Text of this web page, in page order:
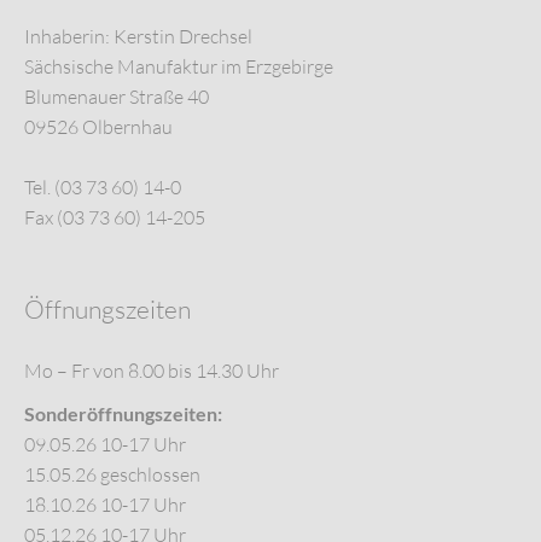
Inhaberin: Kerstin Drechsel
Sächsische Manufaktur im Erzgebirge
Blumenauer Straße 40
09526 Olbernhau
Tel. (03 73 60) 14-0
Fax (03 73 60) 14-205
Öffnungszeiten
Mo – Fr von 8.00 bis 14.30 Uhr
Sonderöffnungszeiten:
09.05.26 10-17 Uhr
15.05.26 geschlossen
18.10.26 10-17 Uhr
05.12.26 10-17 Uhr